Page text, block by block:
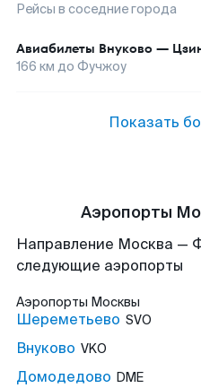
Рейсы в соседние города
Авиабилеты Внуково —
166 км до Фучжоу
Показать
Аэропорты
Направление Москва —
следующие аэропорты
Аэропорты Москвы
Шереметьево SVO
Внуково VKO
Домодедово DME